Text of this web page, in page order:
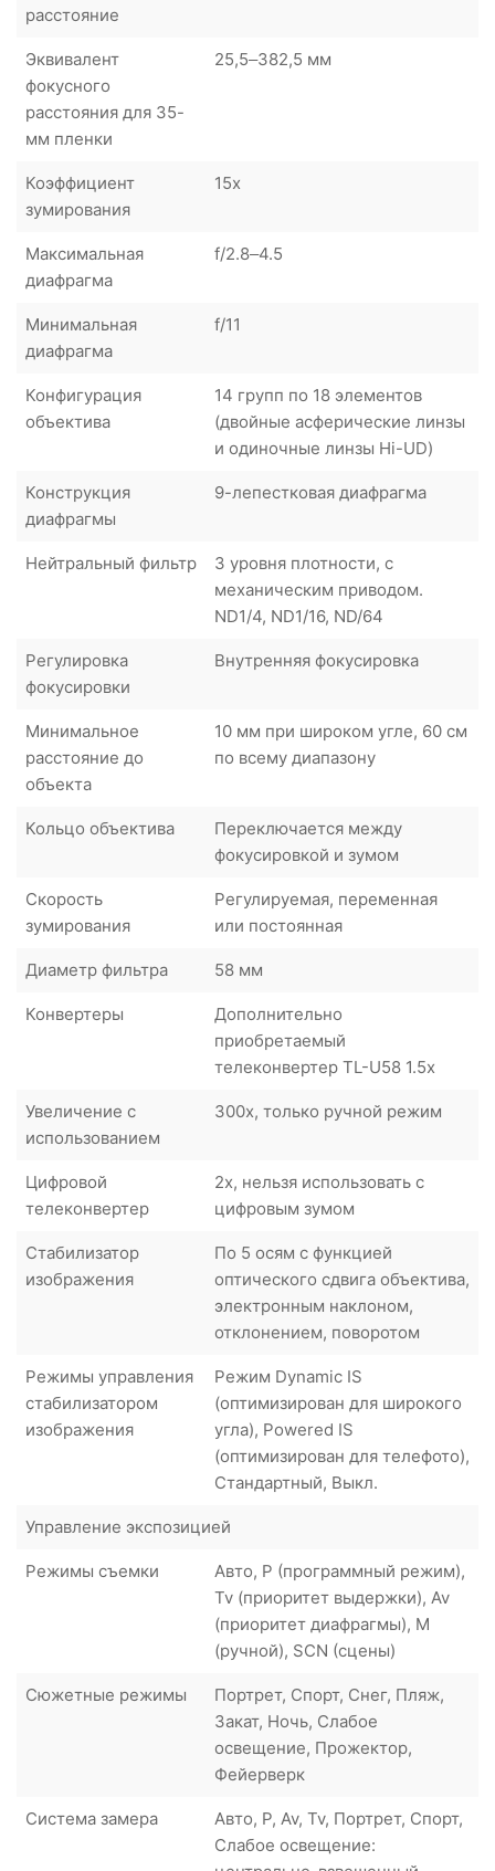
расстояние
Эквивалент
фокусного
расстояния для 35-
мм пленки
25,5–382,5 мм
Коэффициент
зумирования
15x
Максимальная
диафрагма
f/2.8–4.5
Минимальная
диафрагма
f/11
Конфигурация
объектива
14 групп по 18 элементов
(двойные асферические линзы
и одиночные линзы Hi-UD)
Конструкция
диафрагмы
9-лепестковая диафрагма
Нейтральный фильтр
3 уровня плотности, с
механическим приводом.
ND1/4, ND1/16, ND/64
Регулировка
фокусировки
Внутренняя фокусировка
Минимальное
расстояние до
объекта
10 мм при широком угле, 60 см
по всему диапазону
Кольцо объектива
Переключается между
фокусировкой и зумом
Скорость
зумирования
Регулируемая, переменная
или постоянная
Диаметр фильтра 58 мм
Конвертеры
Дополнительно
приобретаемый
телеконвертер TL-U58 1.5x
Увеличение с
использованием
300x, только ручной режим
Цифровой
телеконвертер
2x, нельзя использовать с
цифровым зумом
Стабилизатор
изображения
По 5 осям с функцией
оптического сдвига объектива,
электронным наклоном,
отклонением, поворотом
Режимы управления
стабилизатором
изображения
Режим Dynamic IS
(оптимизирован для широкого
угла), Powered IS
(оптимизирован для телефото),
Стандартный, Выкл.
Управление экспозицией
Режимы съемки
Авто, P (программный режим),
Tv (приоритет выдержки), Av
(приоритет диафрагмы), M
(ручной), SCN (сцены)
Сюжетные режимы
Портрет, Спорт, Снег, Пляж,
Закат, Ночь, Слабое
освещение, Прожектор,
Фейерверк
Система замера
Авто, P, Av, Tv, Портрет, Спорт,
Слабое освещение: